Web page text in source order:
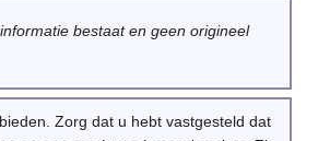
bestaat en geen origineel
Zorg dat u hebt vastgesteld dat